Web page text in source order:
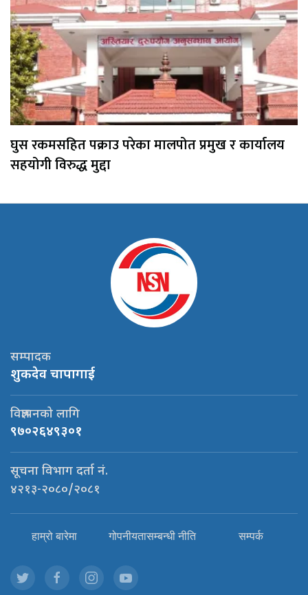
घुस रकमसहित पक्राउ परेका मालपोत प्रमुख र कार्यालय
सहयोगी विरुद्ध मुद्दा
सम्पादक
शुकदेव चापागाई
विज्ञापनको लागि
९७०२६४९३०१
सूचना विभाग दर्ता नं.
४२१३-२०८०/२०८१
हाम्रो बारेमा गोपनीयतासम्बन्धी नीति सम्पर्क